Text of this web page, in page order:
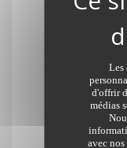
Les
d'offrir
médias
avec